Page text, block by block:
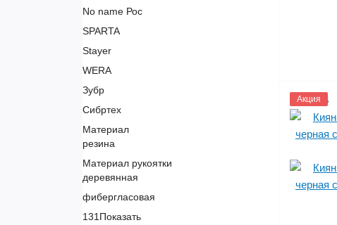
No name Рос
SPARTA
Stayer
WERA
Зубр
Сибртех
Материал
резина
Материал рукоятки
деревянная
фибергласовая
131 Показать
1133236
Акция